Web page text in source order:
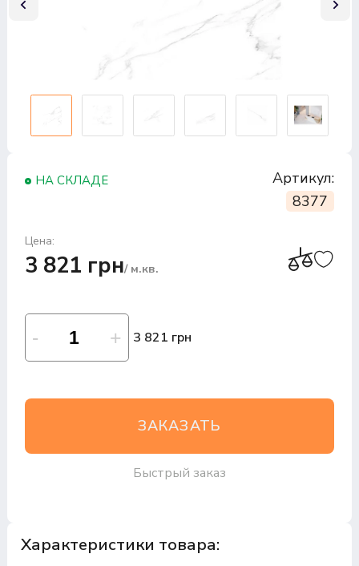
НА СКЛАДЕ
Артикул:
8377
Цена:
3 821 грн/ м.кв.
3 821 грн
ЗАКАЗАТЬ
Быстрый заказ
Характеристики товара: